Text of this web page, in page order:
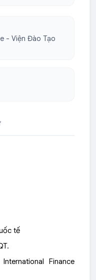
- Viện Đào Tạo
tế
Finance